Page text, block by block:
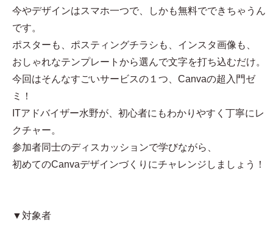
今やデザインはスマホ一つで、しかも無料でできちゃうん
です。
ポスターも、ポスティングチラシも、インスタ画像も、
おしゃれなテンプレートから選んで文字を打ち込むだけ。
今回はそんなすごいサービスの１つ、Canvaの超入門ゼ
ミ！
ITアドバイザー水野が、初心者にもわかりやすく丁寧にレ
クチャー。
参加者同士のディスカッションで学びながら、
初めてのCanvaデザインづくりにチャレンジしましょう！
▼対象者